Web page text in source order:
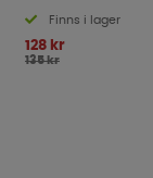
Finns i lager
128 kr
135 kr